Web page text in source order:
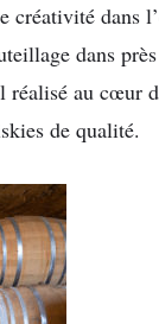
dans
dans
réalisé au cœur
de qualité.